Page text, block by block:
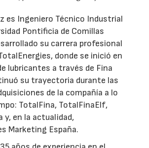
es Ingeniero Técnico Industrial
Pontificia de Comillas
su carrera profesional
donde se inició en
lubricantes a través de Fina
su trayectoria durante las
de la compañía a lo
TotalFina, TotalFinaElf,
y, en la actualidad,
Marketing España.